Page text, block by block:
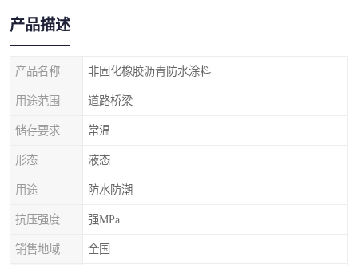
产品描述
产品名称 非固化橡胶沥青防水涂料
用途范围 道路桥梁
储存要求 常温
形态 液态
用途 防水防潮
抗压强度 强MPa
销售地域 全国